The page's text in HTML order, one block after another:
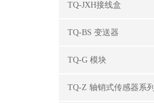
TQ-JXH接线盒
TQ-BS 变送器
TQ-G 模块
TQ-Z 轴销式传感器系列